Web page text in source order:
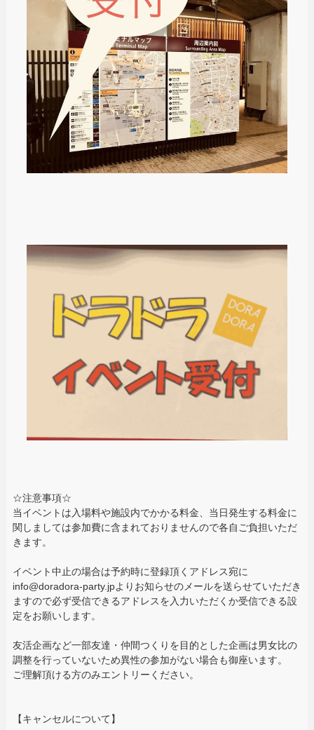
☆注意事項☆
当イベントは入場料や施設内でかかる料金、当日発生する料金に
関しましては参加費に含まれておりませんので各自ご負担いただ
きます。
イベント中止の場合は予約時に登録頂くアドレス宛に
info@doradora-party.jpよりお知らせのメールを送らせていただき
ますので必ず受信できるアドレスを入力いただくか受信できる設
定をお願いします。
友活企画など一部友達・仲間つくりを目的とした企画は男女比の
調整を行っていないため異性の参加がない場合も御座います。
ご理解頂ける方のみエントリーください。
【キャンセルについて】